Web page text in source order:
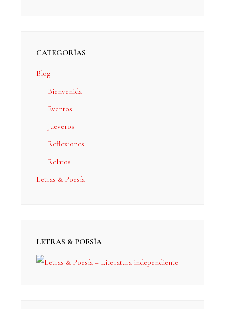
CATEGORÍAS
Blog
Bienvenida
Eventos
Jueveros
Reflexiones
Relatos
Letras & Poesía
LETRAS & POESÍA